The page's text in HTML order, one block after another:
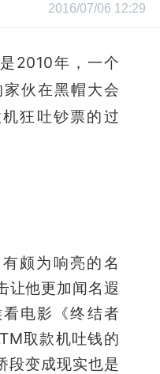
2016/07/06 12:29
2010年，一个
伙在黑帽大会
狂吐钞票的过
颇为响亮的名
让他更加闻名遐
电影《终结者
取款机吐钱的
段变成现实也是